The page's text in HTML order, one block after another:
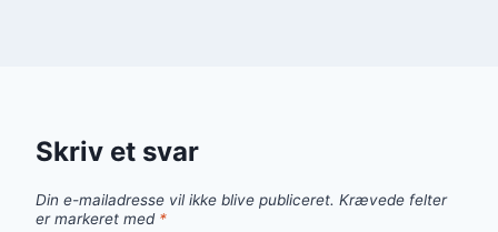
Skriv et svar
Din e-mailadresse vil ikke blive publiceret. Krævede felter
er markeret med *